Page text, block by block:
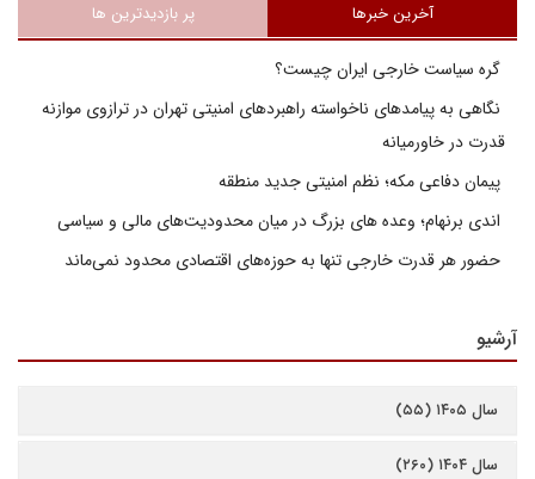
آخرین خبرها پر بازدیدترین ها
گره سیاست خارجی ایران چیست؟
نگاهی به پیامدهای ناخواسته راهبردهای امنیتی تهران در ترازوی موازنه
قدرت در خاورمیانه
پیمان دفاعی مکه؛ نظم امنیتی جدید منطقه
اندی برنهام؛ وعده های بزرگ در میان محدودیت‌های مالی و سیاسی
حضور هر قدرت خارجی تنها به حوزه‌های اقتصادی محدود نمی‌ماند
آرشیو
سال ۱۴۰۵ (۵۵)
سال ۱۴۰۴ (۲۶۰)